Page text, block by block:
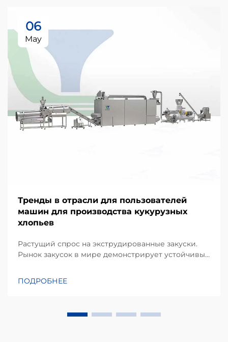
06
May
Тренды в отрасли для пользователей
машин для производства кукурузных
хлопьев
Растущий спрос на экструдированные закуски.
Рынок закусок в мире демонстрирует устойчивый
остаются одной из самых популярных категорий
ПОДРОБНЕЕ